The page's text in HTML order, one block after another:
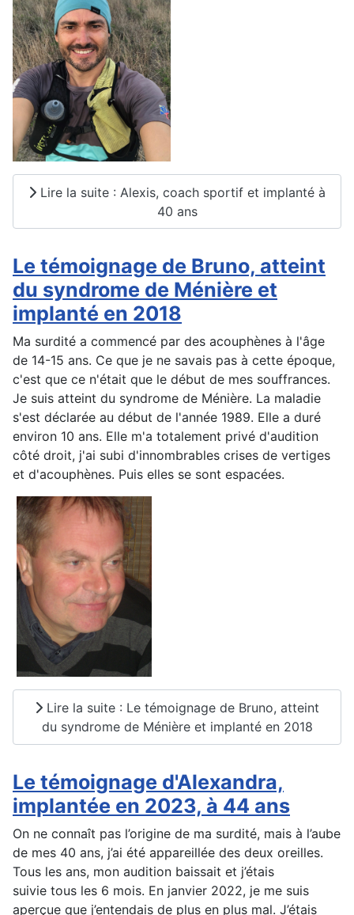
Lire la suite : Alexis, coach sportif et implanté à
40 ans
Le témoignage de Bruno, atteint
du syndrome de Ménière et
implanté en 2018
Ma surdité a commencé par des acouphènes à l'âge
de 14-15 ans. Ce que je ne savais pas à cette époque,
c'est que ce n'était que le début de mes souffrances.
Je suis atteint du syndrome de Ménière. La maladie
s'est déclarée au début de l'année 1989. Elle a duré
environ 10 ans. Elle m'a totalement privé d'audition
côté droit, j'ai subi d'innombrables crises de vertiges
et d'acouphènes. Puis elles se sont espacées.
Lire la suite : Le témoignage de Bruno, atteint
du syndrome de Ménière et implanté en 2018
Le témoignage d'Alexandra,
implantée en 2023, à 44 ans
On ne connaît pas l’origine de ma surdité, mais à l’aube
de mes 40 ans, j’ai été appareillée des deux oreilles.
Tous les ans, mon audition baissait et j’étais
suivie tous les 6 mois. En janvier 2022, je me suis
aperçue que j’entendais de plus en plus mal. J’étais